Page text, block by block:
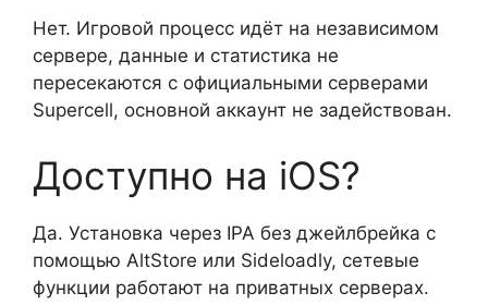
Нет. Игровой процесс идёт на независимом
сервере, данные и статистика не
пересекаются с официальными серверами
Supercell, основной аккаунт не задействован.
Доступно на iOS?
Да. Установка через IPA без джейлбрейка с
помощью AltStore или Sideloadly, сетевые
функции работают на приватных серверах.